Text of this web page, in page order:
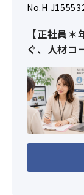
No.H
【正社員
ぐ、人材コ